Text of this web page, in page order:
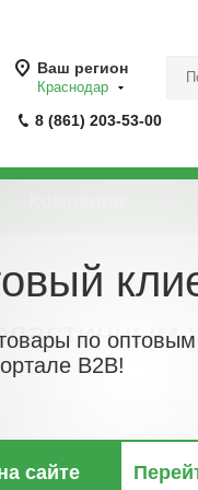
Ваш регион
Краснодар
8 (861) 203-53-00
для кабеля -
по
B2B!
сайте